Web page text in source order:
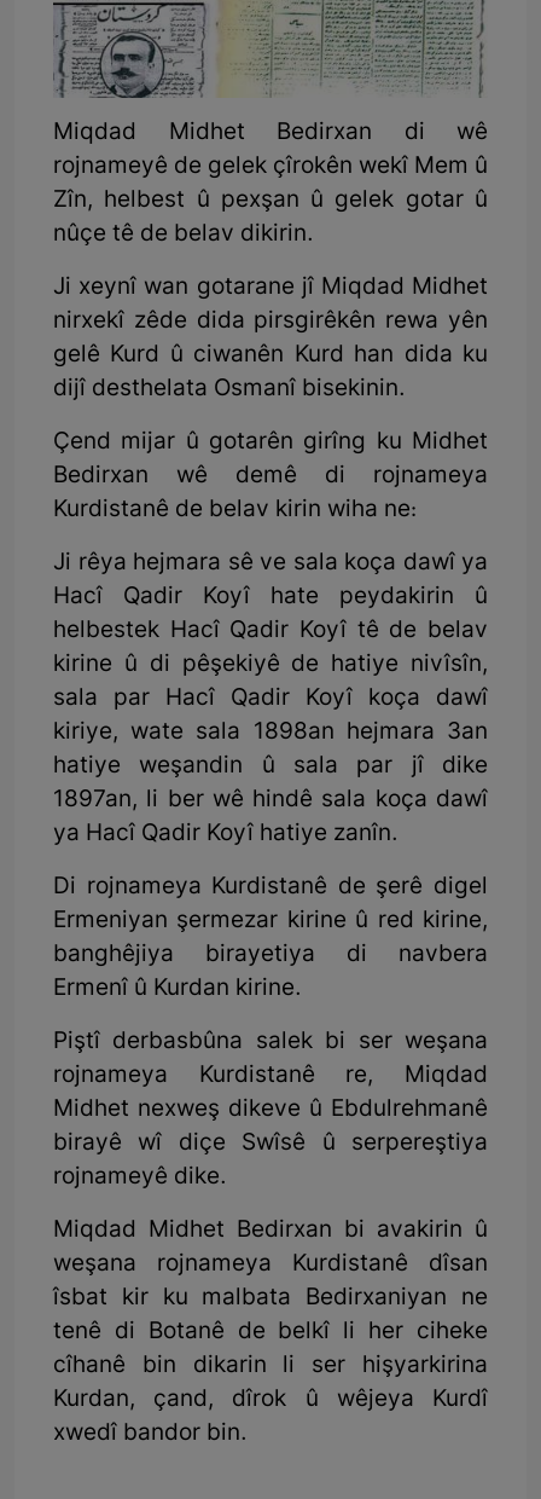
Miqdad Midhet Bedirxan di wê
rojnameyê de gelek çîrokên wekî Mem û
Zîn, helbest û pexşan û gelek gotar û
nûçe tê de belav dikirin.
Ji xeynî wan gotarane jî Miqdad Midhet
nirxekî zêde dida pirsgirêkên rewa yên
gelê Kurd û ciwanên Kurd han dida ku
dijî desthelata Osmanî bisekinin.
Çend mijar û gotarên girîng ku Midhet
Bedirxan wê demê di rojnameya
Kurdistanê de belav kirin wiha ne:
Ji rêya hejmara sê ve sala koça dawî ya
Hacî Qadir Koyî hate peydakirin û
helbestek Hacî Qadir Koyî tê de belav
kirine û di pêşekiyê de hatiye nivîsîn,
sala par Hacî Qadir Koyî koça dawî
kiriye, wate sala 1898an hejmara 3an
hatiye weşandin û sala par jî dike
1897an, li ber wê hindê sala koça dawî
ya Hacî Qadir Koyî hatiye zanîn.
Di rojnameya Kurdistanê de şerê digel
Ermeniyan şermezar kirine û red kirine,
banghêjiya birayetiya di navbera
Ermenî û Kurdan kirine.
Piştî derbasbûna salek bi ser weşana
rojnameya Kurdistanê re, Miqdad
Midhet nexweş dikeve û Ebdulrehmanê
birayê wî diçe Swîsê û serpereştiya
rojnameyê dike.
Miqdad Midhet Bedirxan bi avakirin û
weşana rojnameya Kurdistanê dîsan
îsbat kir ku malbata Bedirxaniyan ne
tenê di Botanê de belkî li her ciheke
cîhanê bin dikarin li ser hişyarkirina
Kurdan, çand, dîrok û wêjeya Kurdî
xwedî bandor bin.